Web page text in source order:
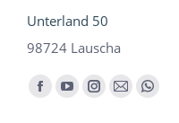
Unterland 50
98724 Lauscha
Finden Sie uns auf:
Facebook
YouTubeInstagram
E-